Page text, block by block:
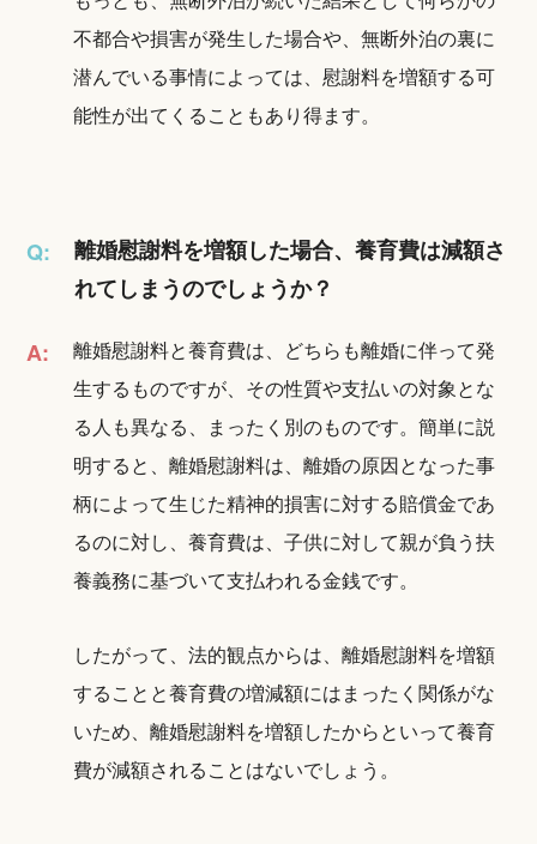
不都合や損害が発生した場合や、無断外泊の裏に
潜んでいる事情によっては、慰謝料を増額する可
能性が出てくることもあり得ます。
Q:
離婚慰謝料を増額した場合、養育費は減額さ
れてしまうのでしょうか？
A:
離婚慰謝料と養育費は、どちらも離婚に伴って発
生するものですが、その性質や支払いの対象とな
る人も異なる、まったく別のものです。簡単に説
明すると、離婚慰謝料は、離婚の原因となった事
柄によって生じた精神的損害に対する賠償金であ
るのに対し、養育費は、子供に対して親が負う扶
養義務に基づいて支払われる金銭です。
したがって、法的観点からは、離婚慰謝料を増額
することと養育費の増減額にはまったく関係がな
いため、離婚慰謝料を増額したからといって養育
費が減額されることはないでしょう。